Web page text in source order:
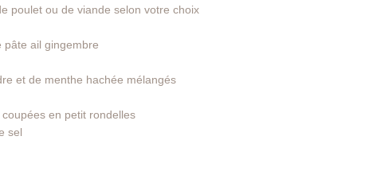
poulet ou de viande selon votre choix
pâte ail gingembre
et de menthe hachée mélangés
en petit rondelles
sel